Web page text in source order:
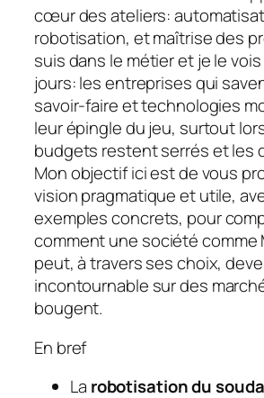
cœur des ateliers:
robotisation, et maîtrise des
suis dans le métier et je le
jours: les entreprises qui
savoir-faire et technologies
leur épingle du jeu, surtout
budgets restent serrés et les
Mon objectif ici est de vous
vision pragmatique et utile,
exemples concrets, pour
comment une société comme
peut, à travers ses choix,
incontournable sur des
bougent.
En bref
La robotisation du